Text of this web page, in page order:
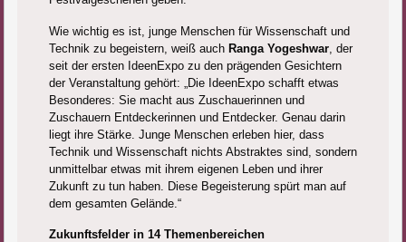
Wie wichtig es ist, junge Menschen für Wissenschaft und
Technik zu begeistern, weiß auch Ranga Yogeshwar, der
seit der ersten IdeenExpo zu den prägenden Gesichtern
der Veranstaltung gehört: „Die IdeenExpo schafft etwas
Besonderes: Sie macht aus Zuschauerinnen und
Zuschauern Entdeckerinnen und Entdecker. Genau darin
liegt ihre Stärke. Junge Menschen erleben hier, dass
Technik und Wissenschaft nichts Abstraktes sind, sondern
unmittelbar etwas mit ihrem eigenen Leben und ihrer
Zukunft zu tun haben. Diese Begeisterung spürt man auf
dem gesamten Gelände.“
Zukunftsfelder in 14 Themenbereichen